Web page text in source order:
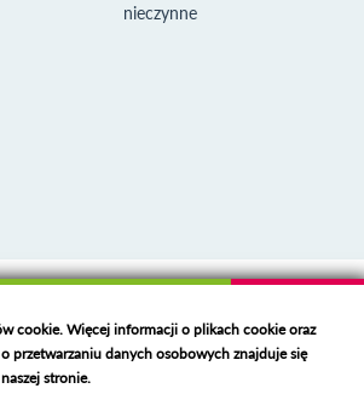
nieczynne
polspam.pl/
cookie. Więcej informacji o plikach cookie oraz
przetwarzaniu danych osobowych znajduje się
stronie.